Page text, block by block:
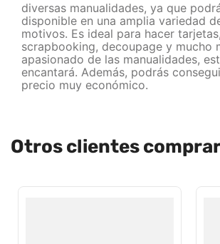
diversas manualidades, ya que
disponible en una amplia variedad
motivos. Es ideal para hacer
scrapbooking, decoupage y mucho
apasionado de las manualidades,
encantará. Además, podrás
precio muy económico.
Otros clientes